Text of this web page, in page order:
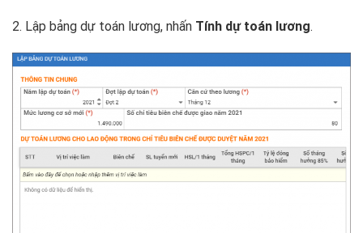
2. Lập bảng dự toán lương, nhấn Tính dự toán lương.